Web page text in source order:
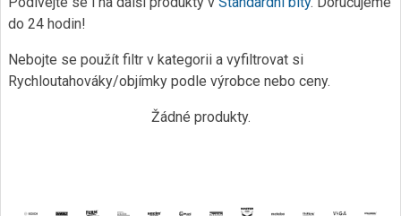
do 24 hodin!
Nebojte se použít filtr v kategorii a vyfiltrovat si
Rychloutahováky/objímky podle výrobce nebo ceny.
Žádné produkty.